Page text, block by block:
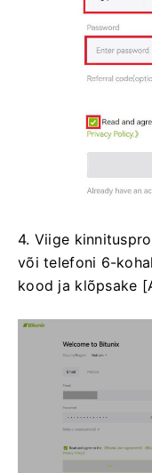
4. Viige
või telefoni 6-
kood ja klõpsake